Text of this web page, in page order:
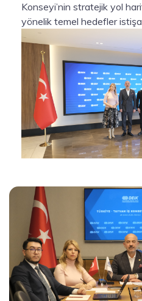
Konseyi’nin stratejik yol
yönelik temel hedefler